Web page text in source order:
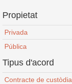
Propietat
Privada
Pública
Tipus d'acord
Contracte de custòdia